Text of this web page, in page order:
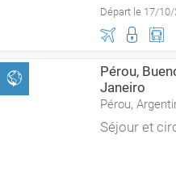
Départ le 17/
Pérou,
Janeiro
Pérou,
Séjour et